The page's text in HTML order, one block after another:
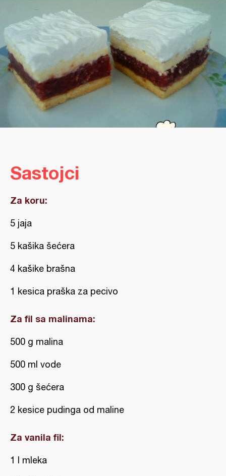
Sastojci
Za koru:
5 jaja
5 kašika šećera
4 kašike brašna
1 kesica praška za pecivo
Za fil sa malinama:
500 g malina
500 ml vode
300 g šećera
2 kesice pudinga od maline
Za vanila fil:
1 l mleka